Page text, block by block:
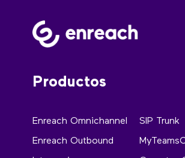
Productos
Enreach Omnichannel
Enreach Outbound
SIP Trunk